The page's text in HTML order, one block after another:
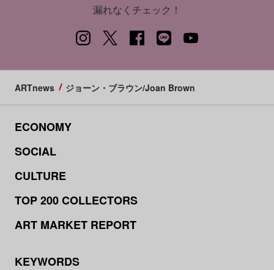
漏れなくチェック！
ARTnews ジョーン・ブラウン/Joan Brown
ECONOMY
SOCIAL
CULTURE
TOP 200 COLLECTORS
ART MARKET REPORT
KEYWORDS